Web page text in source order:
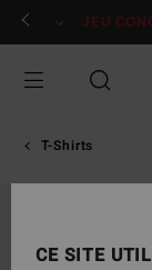
Passer
Se JEU
T-Shirts
CE SITE